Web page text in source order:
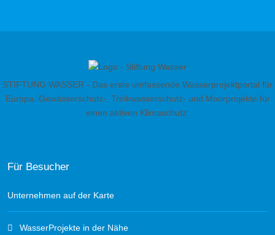
STIFTUNG WASSER - Das erste umfassende Wasserprojektportal für
Europa. Gewässerschutz-, Trinkwasserschutz- und Moorprojekte für
einen aktiven Klimaschutz.
Für Besucher
Unternehmen auf der Karte
WasserProjekte in der Nähe